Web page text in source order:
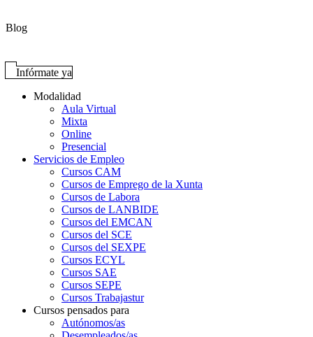
Blog
Infórmate ya
Modalidad
Aula Virtual
Mixta
Online
Presencial
Servicios de Empleo
Cursos CAM
Cursos de Emprego de la Xunta
Cursos de Labora
Cursos de LANBIDE
Cursos del EMCAN
Cursos del SCE
Cursos del SEXPE
Cursos ECYL
Cursos SAE
Cursos SEPE
Cursos Trabajastur
Cursos pensados para
Autónomos/as